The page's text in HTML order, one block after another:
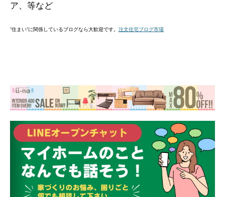
ア、等など
”住まい”に関係しているブログなら大歓迎です。 注文住宅ブログ市場